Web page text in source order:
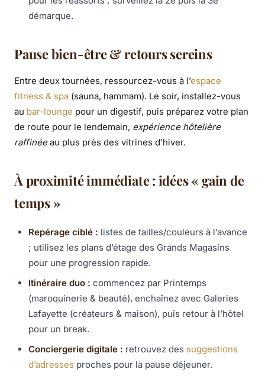
démarque.
Pause bien-être & retours sereins
Entre deux tournées, ressourcez-vous à l’espace
fitness & spa (sauna, hammam). Le soir, installez-vous
au bar-lounge pour un digestif, puis préparez votre plan
de route pour le lendemain, expérience hôtelière
raffinéeau plus près des vitrines d’hiver.
À proximité immédiate : idées « gain de
temps »
Repérage ciblé : listes de tailles/couleurs à l’avance
; utilisez les plans d’étage des Grands Magasins
pour une progression rapide.
Itinéraire duo : commencez par Printemps
(maroquinerie & beauté), enchaînez avec Galeries
Lafayette (créateurs & maison), puis retour à l’hôtel
pour un break.
Conciergerie digitale : retrouvez des suggestions
d’adresses proches pour la pause déjeuner.